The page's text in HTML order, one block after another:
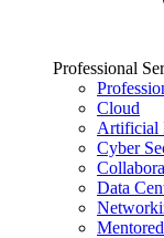
Professional
Cloud
Artificial
Cyber
Data